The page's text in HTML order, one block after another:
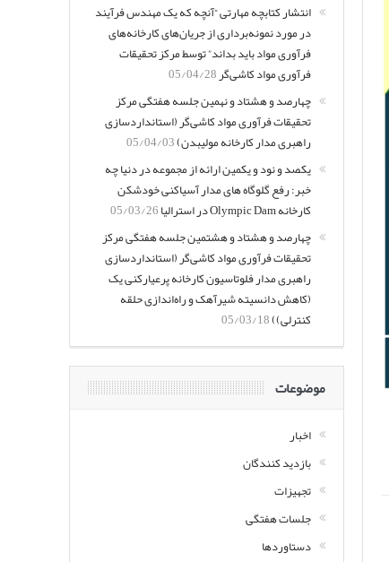
انتشار کتابچه مهارتی “آنچه که یک مهندس فرآیند
در مورد نمونه‌برداری از جریان‌های کارخانه‌های
فرآوری مواد باید بداند” توسط مرکز تحقیقات
فرآوری مواد کاشی‌گر05/04/28
چهارصد و هشتاد و نهمین جلسه هفتگی مرکز
تحقیقات فرآوری مواد کاشی‌گر (استانداردسازی
راهبری مدار کارخانه مولیبدن)05/04/03
یکصد و نود و یکمین ارائه از مجموعه در دنیا چه
خبر: رفع گلوگاه های مدار آسیاکنی خودشکن
کارخانه Olympic Dam در استرالیا
05/03/26
چهارصد و هشتاد و هشتمین جلسه هفتگی مرکز
تحقیقات فرآوری مواد کاشی‌گر (استانداردسازی
راهبری مدار فلوتاسیون کارخانه پرعیارکنی یک
(کاهش دانسیته شیرآهک و راه‌اندازی حلقه
کنترلی))05/03/18
موضوعات
اخبار
بازدید کنندگان
تجهیزات
جلسات هفتگی
دستاوردها